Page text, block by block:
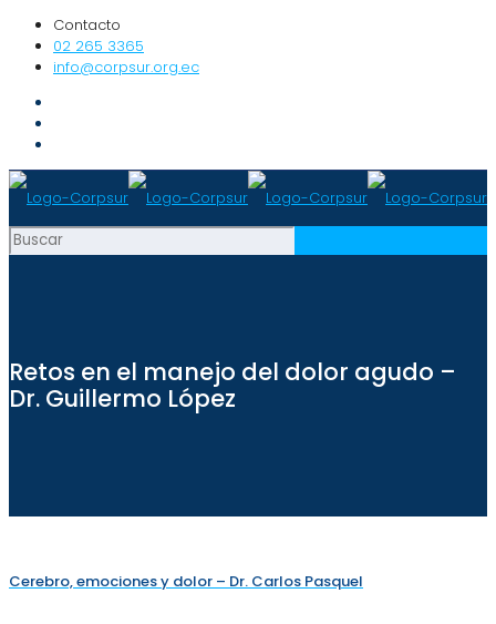
Contacto
02 265 3365
info@corpsur.org.ec
Retos en el manejo del dolor agudo –
Dr. Guillermo López
Cerebro, emociones y dolor – Dr. Carlos Pasquel